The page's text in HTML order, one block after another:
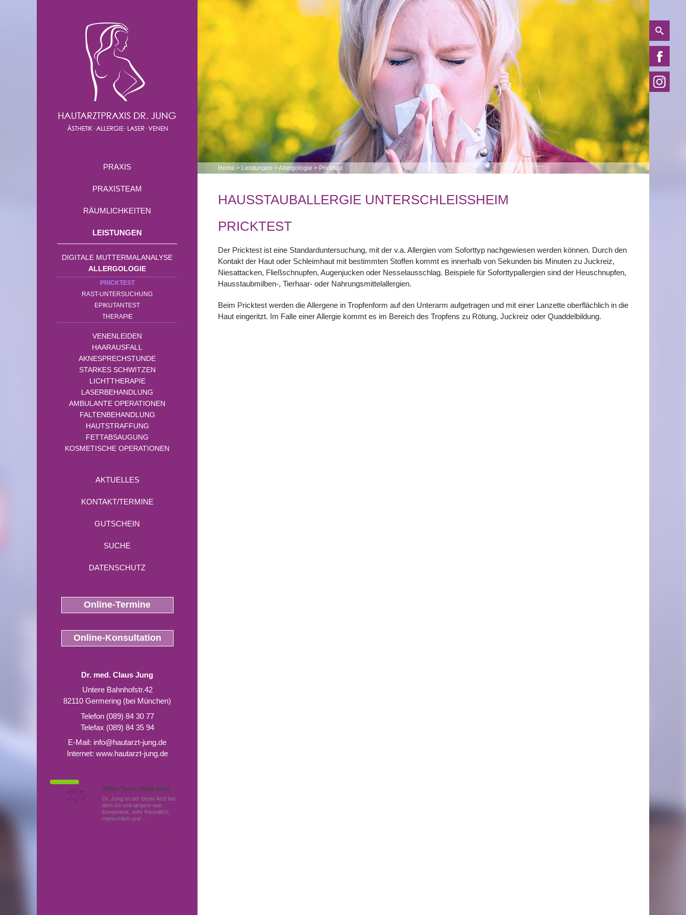
PRAXIS
PRAXISTEAM
RÄUMLICHKEITEN
LEISTUNGEN
DIGITALE MUTTERMALANALYSE
ALLERGOLOGIE
PRICKTEST
RAST-UNTERSUCHUNG
EPIKUTANTEST
THERAPIE
VENENLEIDEN
HAARAUSFALL
AKNESPRECHSTUNDE
STARKES SCHWITZEN
LICHTTHERAPIE
LASERBEHANDLUNG
AMBULANTE OPERATIONEN
FALTENBEHANDLUNG
HAUTSTRAFFUNG
FETTABSAUGUNG
KOSMETISCHE OPERATIONEN
AKTUELLES
KONTAKT/TERMINE
GUTSCHEIN
SUCHE
DATENSCHUTZ
Online-Termine
Online-Konsultation
Dr. med. Claus Jung
Untere Bahnhofstr.42
82110 Germering (bei München)
Telefon (089) 84 30 77
Telefax (089) 84 35 94
E-Mail: info@hautarzt-jung.de
Internet: www.hautarzt-jung.de
Tolles Team, toller Arzt!
Dr. Jung ist der beste Arzt bei
dem ich seit langem war.
Kompetent, sehr freundlich,
menschlich und …
Von Patienten
bewertet mit
Note
1,5
Home > Leistungen >Allergologie > Pricktest
HAUSSTAUBALLERGIE UNTERSCHLEISSHEIM
PRICKTEST
Der Pricktest ist eine Standarduntersuchung, mit der v.a. Allergien vom Soforttyp nachgewiesen werden können. Durch den
Kontakt der Haut oder Schleimhaut mit bestimmten Stoffen kommt es innerhalb von Sekunden bis Minuten zu Juckreiz,
Niesattacken, Fließschnupfen, Augenjucken oder Nesselausschlag. Beispiele für Soforttypallergien sind der Heuschnupfen,
Hausstaubmilben-, Tierhaar- oder Nahrungsmittelallergien.
Beim Pricktest werden die Allergene in Tropfenform auf den Unterarm aufgetragen und mit einer Lanzette oberflächlich in die
Haut eingeritzt. Im Falle einer Allergie kommt es im Bereich des Tropfens zu Rötung, Juckreiz oder Quaddelbildung.